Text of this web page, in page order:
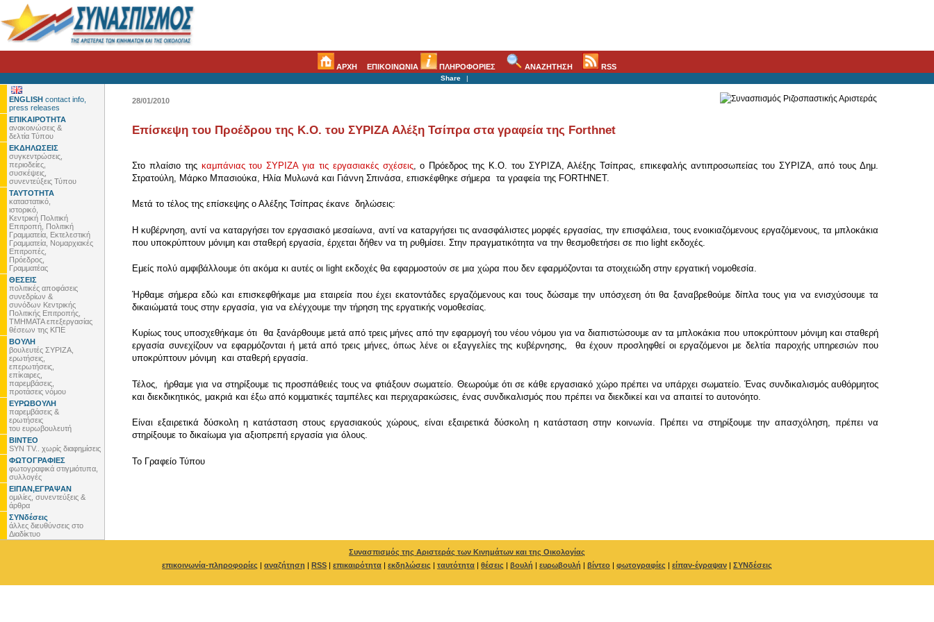
ΑΡΧΗ ΕΠΙΚΟΙΝΩΝΙΑ ΠΛΗΡΟΦΟΡΙΕΣ ΑΝΑΖΗΤΗΣΗ RSS
Share |
ENGLISH contact info,
press releases
ΕΠΙΚΑΙΡΟΤΗΤΑ
ανακοινώσεις &
δελτία Τύπου
ΕΚΔΗΛΩΣΕΙΣ
συγκεντρώσεις,
περιοδείες,
συσκέψεις,
συνεντεύξεις Τύπου
ΤΑΥΤΟΤΗΤΑ
καταστατικό,
ιστορικό,
Κεντρική Πολιτική
Επιτροπή, Πολιτική
Γραμματεία, Εκτελεστική
Γραμματεία, Νομαρχιακές
Επιτροπές,
Πρόεδρος,
Γραμματέας
ΘΕΣΕΙΣ
πολιτικές αποφάσεις
συνεδρίων &
συνόδων Κεντρικής
Πολιτικής Επιτροπής,
ΤΜΗΜΑΤΑ επεξεργασίας
θέσεων της ΚΠΕ
ΒΟΥΛΗ
βουλευτές ΣΥΡΙΖΑ,
ερωτήσεις,
επερωτήσεις,
επίκαιρες,
παρεμβάσεις,
προτάσεις νόμου
ΕΥΡΩΒΟΥΛΗ
παρεμβάσεις &
ερωτήσεις
του ευρωβουλευτή
ΒΙΝΤΕΟ
SYN TV.. χωρίς διαφημίσεις
ΦΩΤΟΓΡΑΦΙΕΣ
φωτογραφικά στιγμιότυπα,
συλλογές
ΕΙΠΑΝ,ΕΓΡΑΨΑΝ
ομιλίες, συνεντεύξεις &
άρθρα
ΣΥΝδέσεις
άλλες διευθύνσεις στο
Διαδίκτυο
28/01/2010
Επίσκεψη του Προέδρου της Κ.Ο. του ΣΥΡΙΖΑ Αλέξη Τσίπρα στα γραφεία της Forthnet
Στο πλαίσιο της καμπάνιας του ΣΥΡΙΖΑ για τις εργασιακές σχέσεις, ο Πρόεδρος της Κ.Ο. του ΣΥΡΙΖΑ, Αλέξης Τσίπρας, επικεφαλής αντιπροσωπείας του ΣΥΡΙΖΑ, από τους Δημ.
Στρατούλη, Μάρκο Μπασιούκα, Ηλία Μυλωνά και Γιάννη Σπινάσα, επισκέφθηκε σήμερα τα γραφεία της FORTHNET.
Μετά το τέλος της επίσκεψης ο Αλέξης Τσίπρας έκανε δηλώσεις:
Η κυβέρνηση, αντί να καταργήσει τον εργασιακό μεσαίωνα, αντί να καταργήσει τις ανασφάλιστες μορφές εργασίας, την επισφάλεια, τους ενοικιαζόμενους εργαζόμενους, τα μπλοκάκια
που υποκρύπτουν μόνιμη και σταθερή εργασία, έρχεται δήθεν να τη ρυθμίσει. Στην πραγματικότητα να την θεσμοθετήσει σε πιο light εκδοχές.
Εμείς πολύ αμφιβάλλουμε ότι ακόμα κι αυτές οι light εκδοχές θα εφαρμοστούν σε μια χώρα που δεν εφαρμόζονται τα στοιχειώδη στην εργατική νομοθεσία.
Ήρθαμε σήμερα εδώ και επισκεφθήκαμε μια εταιρεία που έχει εκατοντάδες εργαζόμενους και τους δώσαμε την υπόσχεση ότι θα ξαναβρεθούμε δίπλα τους για να ενισχύσουμε τα
δικαιώματά τους στην εργασία, για να ελέγχουμε την τήρηση της εργατικής νομοθεσίας.
Κυρίως τους υποσχεθήκαμε ότι θα ξανάρθουμε μετά από τρεις μήνες από την εφαρμογή του νέου νόμου για να διαπιστώσουμε αν τα μπλοκάκια που υποκρύπτουν μόνιμη και σταθερή
εργασία συνεχίζουν να εφαρμόζονται ή μετά από τρεις μήνες, όπως λένε οι εξαγγελίες της κυβέρνησης, θα έχουν προσληφθεί οι εργαζόμενοι με δελτία παροχής υπηρεσιών που
υποκρύπτουν μόνιμη και σταθερή εργασία.
Τέλος, ήρθαμε για να στηρίξουμε τις προσπάθειές τους να φτιάξουν σωματείο. Θεωρούμε ότι σε κάθε εργασιακό χώρο πρέπει να υπάρχει σωματείο. Ένας συνδικαλισμός αυθόρμητος
και διεκδικητικός, μακριά και έξω από κομματικές ταμπέλες και περιχαρακώσεις, ένας συνδικαλισμός που πρέπει να διεκδικεί και να απαιτεί το αυτονόητο.
Είναι εξαιρετικά δύσκολη η κατάσταση στους εργασιακούς χώρους, είναι εξαιρετικά δύσκολη η κατάσταση στην κοινωνία. Πρέπει να στηρίξουμε την απασχόληση, πρέπει να
στηρίξουμε το δικαίωμα για αξιοπρεπή εργασία για όλους.
To Γραφείο Τύπου
Συνασπισμός της Αριστεράς των Κινημάτων και της Οικολογίας
επικοινωνία-πληροφορίες | αναζήτηση | RSS | επικαιρότητα | εκδηλώσεις | ταυτότητα | θέσεις | βουλή | ευρωβουλή | βίντεο | φωτογραφίες | είπαν-έγραψαν | ΣΥΝδέσεις